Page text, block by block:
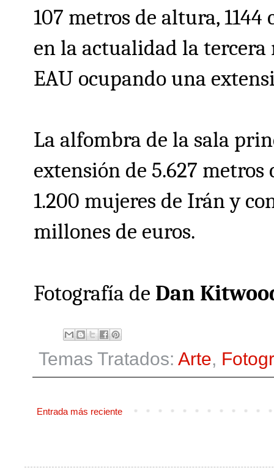
107 metros de altura,
en la actualidad la tercera
EAU ocupando una
La alfombra de la sala
extensión de 5.627
1.200 mujeres de Irán y
millones de euros.
Fotografía de Dan
Temas Tratados: Arte,
Entrada más reciente